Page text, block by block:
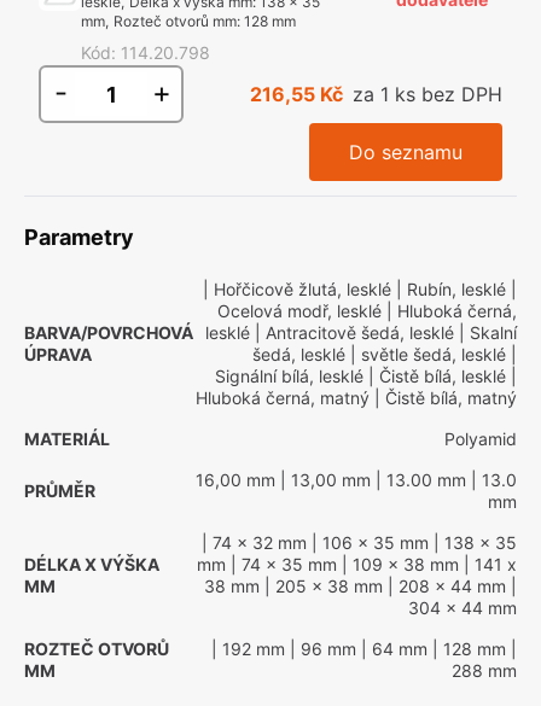
mm, Rozteč otvorů mm: 128 mm
Kód: 114.20.798
- + 216,55 Kč za 1 ks bez DPH
Do seznamu
Parametry
BARVA/POVRCHOVÁ
ÚPRAVA
| Hořčicově žlutá, lesklé | Rubín, lesklé
Ocelová modř, lesklé | Hluboká černá,
lesklé | Antracitově šedá, lesklé | Skalní
šedá, lesklé | světle šedá, lesklé
Signální bílá, lesklé | Čistě bílá, lesklé
Hluboká černá, matný | Čistě bílá, matný
MATERIÁL
Polyamid
PRŮMĚR
16,00 mm | 13,00 mm | 13.00 mm | 13.0
mm
DÉLKA X VÝŠKA
MM
| 74 x 32 mm | 106 x 35 mm | 138 x 35
mm | 74 x 35 mm | 109 x 38 mm | 141 x
38 mm | 205 x 38 mm | 208 x 44 mm
304 x 44 mm
ROZTEČ OTVORŮ
MM
| 192 mm | 96 mm | 64 mm | 128 mm
288 mm